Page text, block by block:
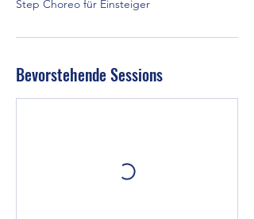
Step Choreo für Einsteiger
Bevorstehende Sessions